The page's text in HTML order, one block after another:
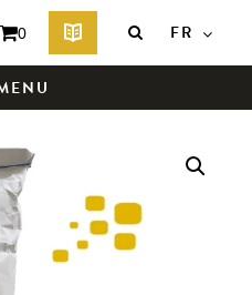
NOUS ?
0 FR